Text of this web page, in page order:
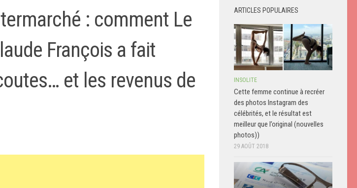
: comment Le
François a fait
et les revenus de
ARTICLES POPULAIRES
INSOLITE
Cette femme continue à recréer
des photos Instagram des
célébrités, et le résultat est
meilleur que l’original (nouvelles
photos))
29 AOÛT 2018